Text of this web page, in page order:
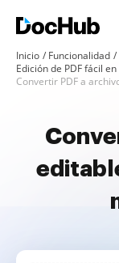
Inicio Funcionalidad
Edición de PDF fácil
Convertir PDF a